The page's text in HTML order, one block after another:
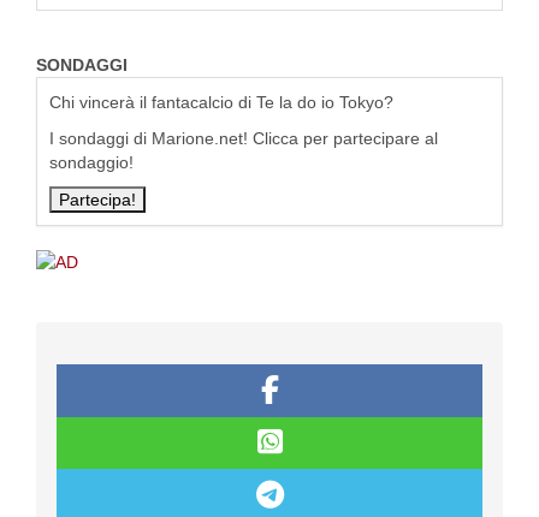
SONDAGGI
Chi vincerà il fantacalcio di Te la do io Tokyo?
I sondaggi di Marione.net! Clicca per partecipare al
sondaggio!